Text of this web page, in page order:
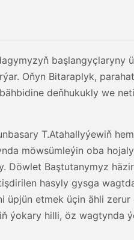
başlangyçlaryny
Oňyn Bitaraplyk,
deňhukukly we
T.Atahallyýewiň
möwsümleýin oba
Döwlet Baştutanymyz
hasyly gysga
etmek üçin ähli
ýokary hilli, öz wagtynda